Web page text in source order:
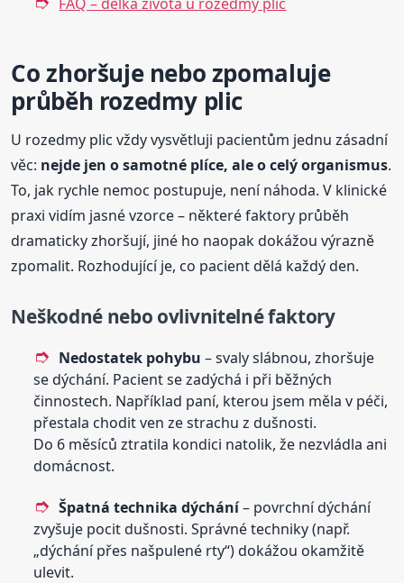
Co zhoršuje nebo zpomaluje
průběh rozedmy plic
U rozedmy plic vždy vysvětluji pacientům jednu zásadní
věc: nejde jen o samotné plíce, ale o celý organismus.
To, jak rychle nemoc postupuje, není náhoda. V klinické
praxi vidím jasné vzorce – některé faktory průběh
dramaticky zhoršují, jiné ho naopak dokážou výrazně
zpomalit. Rozhodující je, co pacient dělá každý den.
Neškodné nebo ovlivnitelné faktory
Nedostatek pohybu – svaly slábnou, zhoršuje
se dýchání. Pacient se zadýchá i při běžných
činnostech. Například paní, kterou jsem měla v péči,
přestala chodit ven ze strachu z dušnosti.
Do 6 měsíců ztratila kondici natolik, že nezvládla ani
domácnost.
Špatná technika dýchání– povrchní dýchání
zvyšuje pocit dušnosti. Správné techniky (např.
„dýchání přes našpulené rty“) dokážou okamžitě
ulevit.